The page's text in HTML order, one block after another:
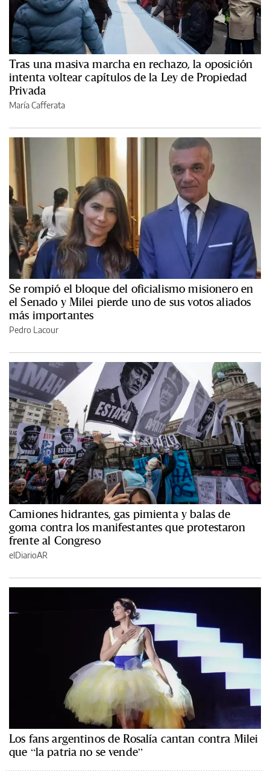
Tras una masiva marcha en rechazo, la oposición
intenta voltear capítulos de la Ley de Propiedad
Privada
María Cafferata
Se rompió el bloque del oficialismo misionero en
el Senado y Milei pierde uno de sus votos aliados
más importantes
Pedro Lacour
Camiones hidrantes, gas pimienta y balas de
goma contra los manifestantes que protestaron
frente al Congreso
elDiarioAR
Los fans argentinos de Rosalía cantan contra Milei
que “la patria no se vende”